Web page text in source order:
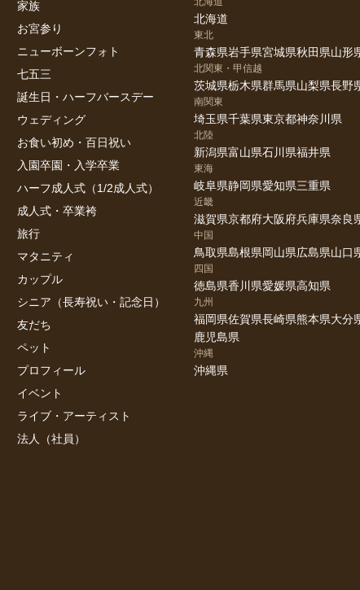
家族
お宮参り
ニューボーンフォト
七五三
誕生日・ハーフバースデー
ウェディング
お食い初め・百日祝い
入園卒園・入学卒業
ハーフ成人式（1/2成人式）
成人式・卒業袴
旅行
マタニティ
カップル
シニア（長寿祝い・記念日）
友だち
ペット
プロフィール
イベント
ライブ・アーティスト
法人（社員）
北海道
東北
青森県岩手県宮城県秋田県山形
北関東・甲信越
茨城県栃木県群馬県山梨県長野
南関東
埼玉県千葉県東京都神奈川県
北陸
新潟県富山県石川県福井県
東海
岐阜県静岡県愛知県三重県
近畿
滋賀県京都府大阪府兵庫県奈良
中国
鳥取県島根県岡山県広島県山口
四国
徳島県香川県愛媛県高知県
九州
福岡県佐賀県長崎県熊本県大分
鹿児島県
沖縄
沖縄県